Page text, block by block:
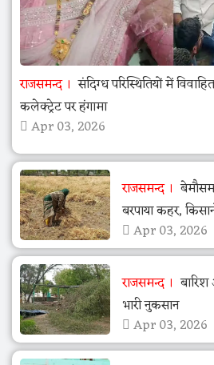
राजसमन्द
संदिग्ध परिस्थितियों में
कलेक्ट्रेट पर हंगामा
Apr 03, 2026
राजसमन्द
बरपाया कहर,
Apr 03, 2026
राजसमन्द
भारी नुकसान
Apr 03, 2026